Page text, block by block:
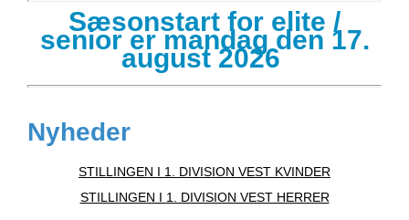
Sæsonstart for elite /
senior er mandag den 17.
august 2026
Nyheder
STILLINGEN I 1. DIVISION VEST KVINDER
STILLINGEN I 1. DIVISION VEST HERRER